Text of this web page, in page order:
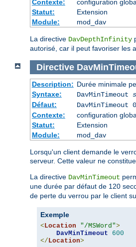
Contexte:
configuration
Statut:
Extension
Module:
mod_dav
La directive DavDepthInfinity
autorisé, car il peut favoriser les
Directive
Description: Durée minimale
Syntaxe:
DavMinTimeout
Défaut:
DavMinTimeout 0
Contexte:
configuration
Statut:
Extension
Module:
mod_dav
Lorsqu'un client demande le
serveur. Cette valeur ne
La directive DavMinTimeout
une durée par défaut de 120
de perte du verrou par le client
Exemple
<Location "/MSWord">
DavMinTimeout
600
</Location>